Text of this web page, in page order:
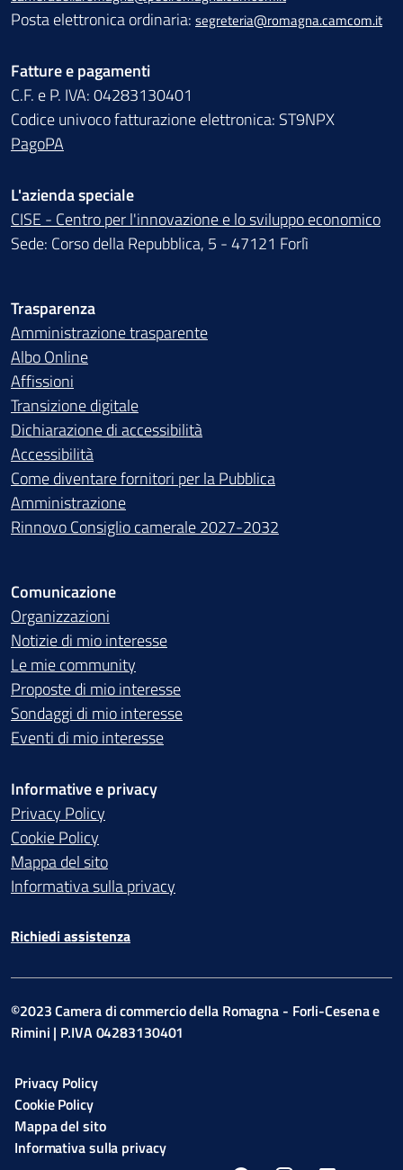
Posta elettronica ordinaria: segreteria@romagna.camcom.it
Fatture e pagamenti
C.F. e P. IVA: 04283130401
Codice univoco fatturazione elettronica: ST9NPX
PagoPA
L'azienda speciale
CISE - Centro per l'innovazione e lo sviluppo economico
Sede: Corso della Repubblica, 5 - 47121 Forlì
Trasparenza
Amministrazione trasparente
Albo Online
Affissioni
Transizione digitale
Dichiarazione di accessibilità
Accessibilità
Come diventare fornitori per la Pubblica
Amministrazione
Rinnovo Consiglio camerale 2027-2032
Comunicazione
Organizzazioni
Notizie di mio interesse
Le mie community
Proposte di mio interesse
Sondaggi di mio interesse
Eventi di mio interesse
Informative e privacy
Privacy Policy
Cookie Policy
Mappa del sito
Informativa sulla privacy
Richiedi assistenza
©2023 Camera di commercio della Romagna - Forli-Cesena e
Rimini | P.IVA 04283130401
Privacy Policy
Cookie Policy
Mappa del sito
Informativa sulla privacy